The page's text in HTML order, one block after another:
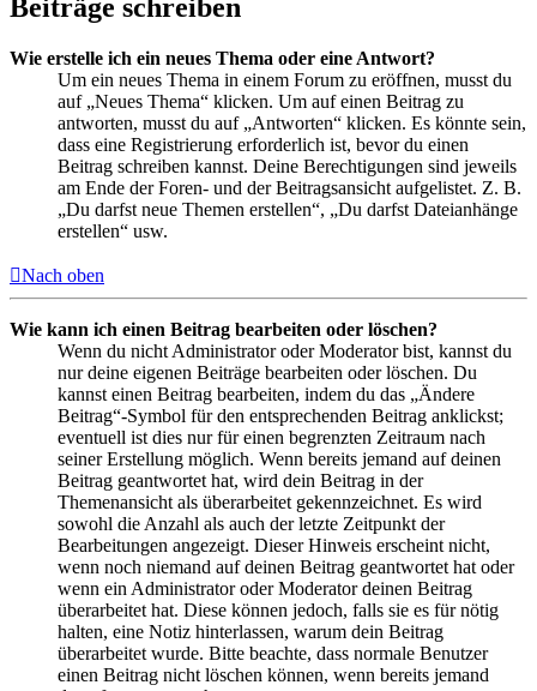
Beiträge schreiben
Wie erstelle ich ein neues Thema oder eine Antwort?
Um ein neues Thema in einem Forum zu eröffnen, musst du
auf „Neues Thema“ klicken. Um auf einen Beitrag zu
antworten, musst du auf „Antworten“ klicken. Es könnte sein,
dass eine Registrierung erforderlich ist, bevor du einen
Beitrag schreiben kannst. Deine Berechtigungen sind jeweils
am Ende der Foren- und der Beitragsansicht aufgelistet. Z. B.
„Du darfst neue Themen erstellen“, „Du darfst Dateianhänge
erstellen“ usw.
Nach oben
Wie kann ich einen Beitrag bearbeiten oder löschen?
Wenn du nicht Administrator oder Moderator bist, kannst du
nur deine eigenen Beiträge bearbeiten oder löschen. Du
kannst einen Beitrag bearbeiten, indem du das „Ändere
Beitrag“-Symbol für den entsprechenden Beitrag anklickst;
eventuell ist dies nur für einen begrenzten Zeitraum nach
seiner Erstellung möglich. Wenn bereits jemand auf deinen
Beitrag geantwortet hat, wird dein Beitrag in der
Themenansicht als überarbeitet gekennzeichnet. Es wird
sowohl die Anzahl als auch der letzte Zeitpunkt der
Bearbeitungen angezeigt. Dieser Hinweis erscheint nicht,
wenn noch niemand auf deinen Beitrag geantwortet hat oder
wenn ein Administrator oder Moderator deinen Beitrag
überarbeitet hat. Diese können jedoch, falls sie es für nötig
halten, eine Notiz hinterlassen, warum dein Beitrag
überarbeitet wurde. Bitte beachte, dass normale Benutzer
einen Beitrag nicht löschen können, wenn bereits jemand